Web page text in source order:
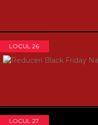
LOCUL 26
LOCUL 27